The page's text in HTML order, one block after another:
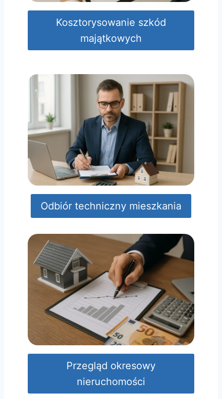
Kosztorysowanie szkód
majątkowych
Odbiór techniczny mieszkania
Przegląd okresowy
nieruchomości